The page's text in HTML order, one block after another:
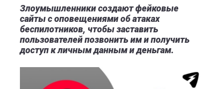
Злоумышленники создают фейковые
сайты с оповещениями об атаках
беспилотников, чтобы заставить
пользователей позвонить им и получить
доступ к личным данным и деньгам.